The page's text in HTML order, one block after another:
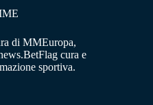
di MMEuropa,
cura e
sportiva.